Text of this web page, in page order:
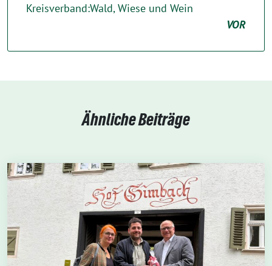
Kreisverband:Wald, Wiese und Wein
VOR
Ähnliche Beiträge